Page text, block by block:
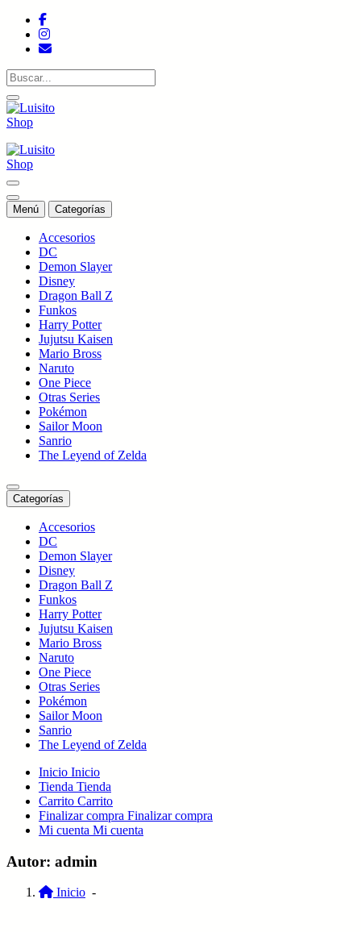
Saltar
contenido
Tienda de colecciones
Menú Categorías
Accesorios
DC
Demon Slayer
Disney
Dragon Ball Z
Funkos
Harry Potter
Jujutsu Kaisen
Mario Bross
Naruto
One Piece
Otras Series
Pokémon
Sailor Moon
Sanrio
The Leyend of Zelda
Categorías
Accesorios
DC
Demon Slayer
Disney
Dragon Ball Z
Funkos
Harry Potter
Jujutsu Kaisen
Mario Bross
Naruto
One Piece
Otras Series
Pokémon
Sailor Moon
Sanrio
The Leyend of Zelda
Inicio Inicio
Tienda Tienda
Carrito Carrito
Finalizar compra Finalizar compra
Mi cuenta Mi cuenta
Autor: admin
Inicio -